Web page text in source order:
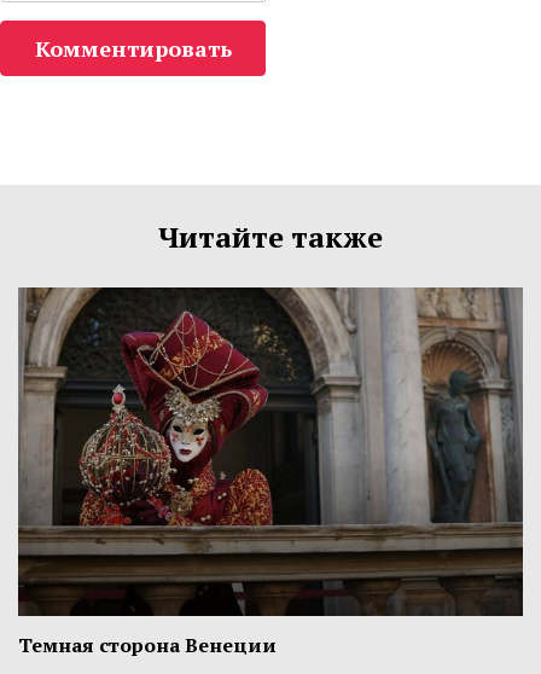
Комментировать
Читайте также
Темная сторона Венеции